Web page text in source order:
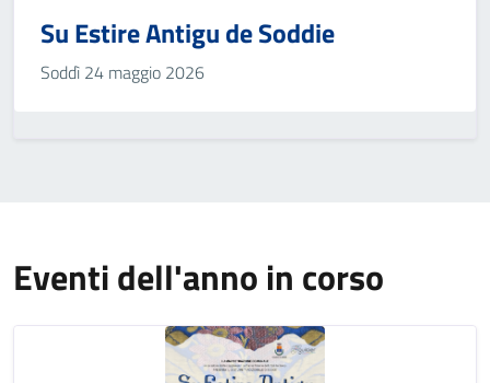
Su Estire Antigu de Soddie
Soddì 24 maggio 2026
Eventi dell'anno in corso